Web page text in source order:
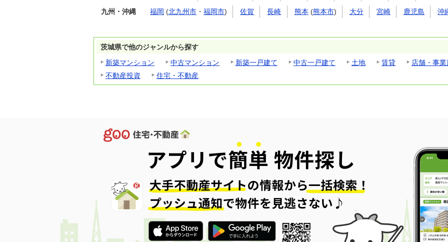
九州・沖縄 福岡 (北九州市 ・ 福岡市) 佐賀 長崎 熊本 (熊本市) 大分 宮崎 鹿児島 沖
茨城県で他のジャンルから探す
新築マンション
中古マンション 新築一戸建て 中古一戸建て 土地 賃貸
店舗・事業
不動産投資
住宅・不動産